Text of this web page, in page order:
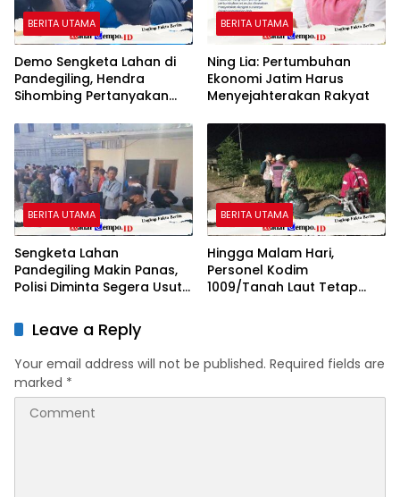
BERITA UTAMA
Demo Sengketa Lahan di
Pandegiling, Hendra
Sihombing Pertanyakan
BERITA UTAMA
Ning Lia: Pertumbuhan
Ekonomi Jatim Harus
Menyejahterakan Rakyat
BERITA UTAMA
Sengketa Lahan
Pandegiling Makin Panas,
Polisi Diminta Segera Usut
Kegaduhan Di Surabaya
BERITA UTAMA
Hingga Malam Hari,
Personel Kodim
1009/Tanah Laut Tetap
Leave a Reply
Your email address will not be published. Required fields are
marked *